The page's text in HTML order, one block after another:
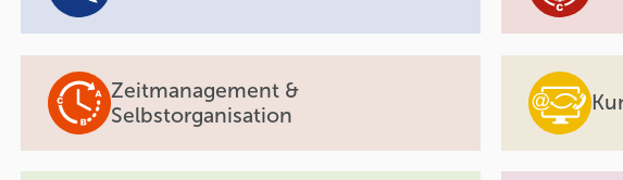
Zeitmanagement &
Selbstorganisation